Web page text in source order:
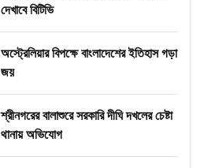
দেখাবে বিটিভি
অস্ট্রেলিয়ার বিপক্ষে বাংলাদেশের ইতিহাস গড়া
জয়
শ্রীনগরের বালাশুরে সরকারি দীঘি দখলের চেষ্টা
থানায় অভিযোগ